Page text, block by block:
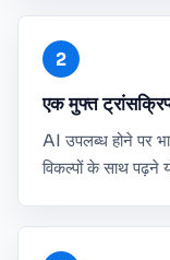
एक मुफ्त
AI उपलब्ध होने पर
विकल्पों के साथ पढ़ने